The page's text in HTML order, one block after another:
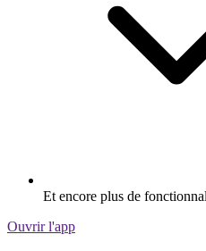
Et encore plus de
Ouvrir l'app